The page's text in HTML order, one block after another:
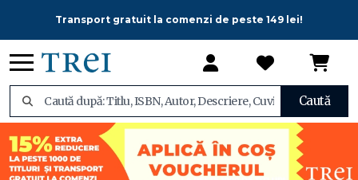
Transport gratuit la comenzi de peste 149 lei!
Caută